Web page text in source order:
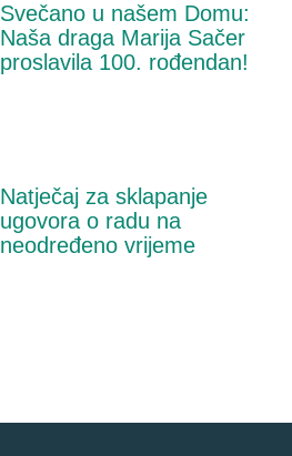
Svečano u našem Domu:
Naša draga Marija Sačer
proslavila 100. rođendan!
Natječaj za sklapanje
ugovora o radu na
neodređeno vrijeme